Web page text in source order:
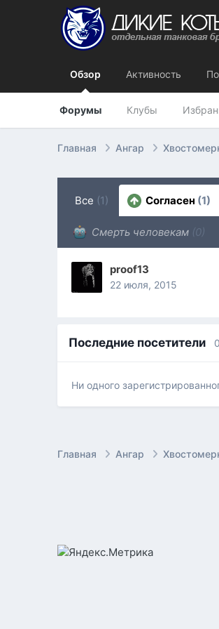
Обзор
Форумы Клубы
Активность
Главная Ангар
Все (1) Согласен (1)
Смерть человекам (0)
proof13
22 июля, 2015
Последние посетители
Ни одного
Главная Ангар